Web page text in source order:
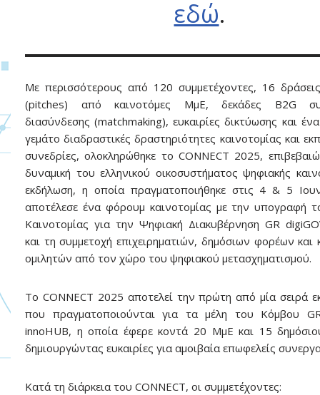
εδώ.
Με περισσότερους από 120 συμμετέχοντες, 16 δράσεις
(pitches) από καινοτόμες ΜμΕ, δεκάδες B2G
διασύνδεσης (matchmaking), ευκαιρίες δικτύωσης και
γεμάτο διαδραστικές δραστηριότητες καινοτομίας και
συνεδρίες, ολοκληρώθηκε το CONNECT 2025,
δυναμική του ελληνικού οικοσυστήματος ψηφιακής
εκδήλωση, η οποία πραγματοποιήθηκε στις 4 & 5
αποτέλεσε ένα φόρουμ καινοτομίας με την υπογραφή
Καινοτομίας για την Ψηφιακή Διακυβέρνηση GR
και τη συμμετοχή επιχειρηματιών, δημόσιων φορέων
ομιλητών από τον χώρο του ψηφιακού μετασχηματισμού.
Το CONNECT 2025 αποτελεί την πρώτη από μία σειρά
που πραγματοποιούνται για τα μέλη του Κόμβου
innoHUB, η οποία έφερε κοντά 20 ΜμΕ και 15
δημιουργώντας ευκαιρίες για αμοιβαία επωφελείς
Κατά τη διάρκεια του CONNECT, οι συμμετέχοντες: